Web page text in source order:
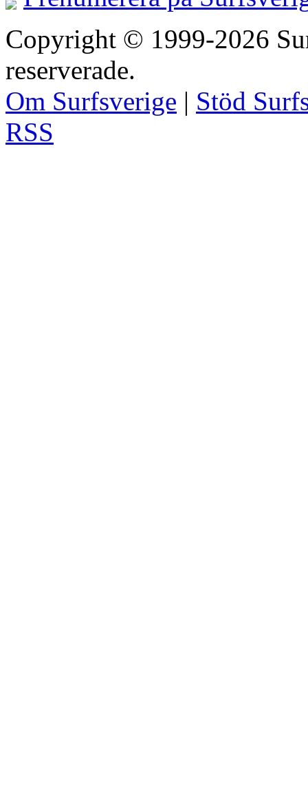
Copyright © 1999-2026
reserverade.
Om Surfsverige | Stöd
RSS